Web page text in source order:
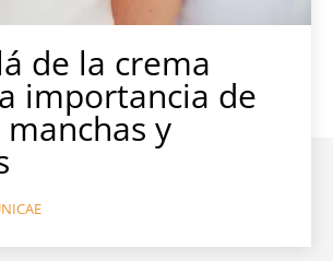
de la crema
importancia de
y